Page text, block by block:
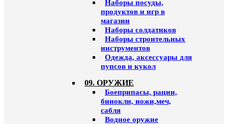
Наборы посуды,
продуктов и игр в
магазин
Наборы солдатиков
Наборы строительных
инструментов
Одежда, аксессуары для
пупсов и кукол
09. ОРУЖИЕ
Боеприпасы, рации,
бинокли, ножи,меч,
сабля
Водное оружие